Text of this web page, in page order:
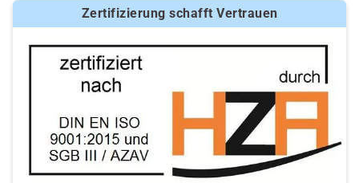
Zertifizierung schafft Vertrauen